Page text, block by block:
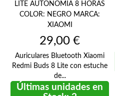
LITE AUTONOMIA 8 HORAS
COLOR: NEGRO MARCA:
XIAOMI
Precio
29,00 €
Auriculares Bluetooth Xiaomi
Redmi Buds 8 Lite con estuche
de...
Últimas unidades en